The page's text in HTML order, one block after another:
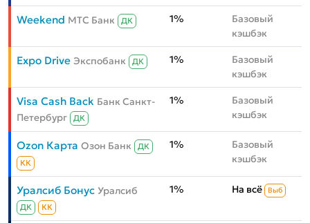
Weekend МТС Банк ДК 1%
Базовый
кэшбэк
Expo Drive Экспобанк ДК 1%
Базовый
кэшбэк
Visa Cash Back Банк Санкт-
Петербург
ДК
1%
Базовый
кэшбэк
Ozon Карта Озон Банк
ДК
КК
1%
Базовый
кэшбэк
Уралсиб Бонус Уралсиб
ДК КК
1% На всё Выб